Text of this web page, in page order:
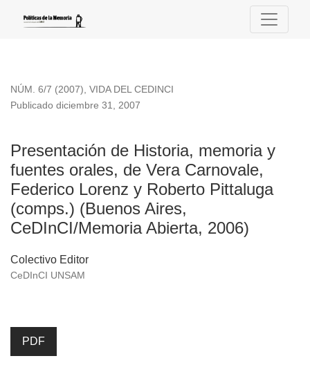
Presentación de Historia, memoria y fuentes orales, de
NÚM. 6/7 (2007), VIDA DEL CEDINCI
Presentación de Historia, memoria y
fuentes orales, de Vera Carnovale,
Federico Lorenz y Roberto Pittaluga
(comps.) (Buenos Aires,
CeDInCI/Memoria Abierta, 2006)
Publicado diciembre 31, 2007
Colectivo Editor
CeDInCI UNSAM
PDF